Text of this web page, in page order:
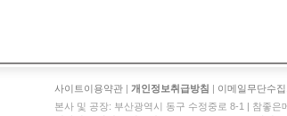
사이트이용약관 | 개인정보취급방침 | 이메일무단수
본사 및 공장: 부산광역시 동구 수정중로 8-1 | 참좋